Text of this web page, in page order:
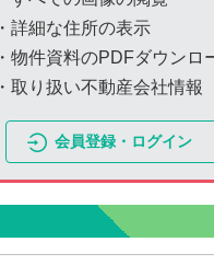
・詳細な住所の表示
・物件資料のPDFダウンロ
・取り扱い不動産会社情報
会員登録・ログイン